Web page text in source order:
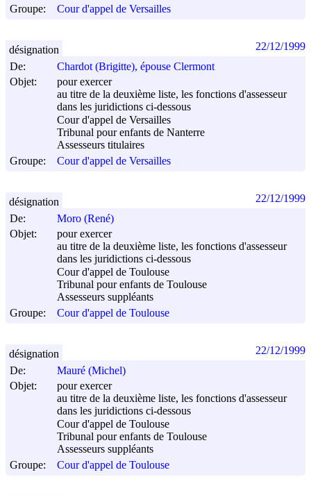
Groupe:
Cour d'appel de Versailles
De:
Chardot (Brigitte), épouse Clermont
Objet:
pour exercer
au titre de la deuxième liste, les fonctions d'assesseur
dans les juridictions ci-dessous
Cour d'appel de Versailles
Tribunal pour enfants de Nanterre
Assesseurs titulaires
Groupe:
Cour d'appel de Versailles
désignation 22/12/1999
De:
Moro (René)
Objet:
pour exercer
au titre de la deuxième liste, les fonctions d'assesseur
dans les juridictions ci-dessous
Cour d'appel de Toulouse
Tribunal pour enfants de Toulouse
Assesseurs suppléants
Groupe:
Cour d'appel de Toulouse
désignation 22/12/1999
De:
Mauré (Michel)
Objet:
pour exercer
au titre de la deuxième liste, les fonctions d'assesseur
dans les juridictions ci-dessous
Cour d'appel de Toulouse
Tribunal pour enfants de Toulouse
Assesseurs suppléants
Groupe:
Cour d'appel de Toulouse
désignation 22/12/1999